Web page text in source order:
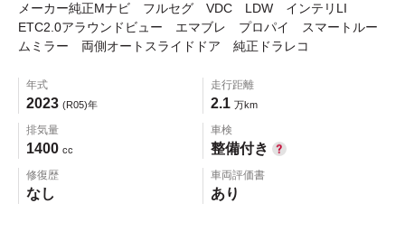
メーカー純正Mナビ フルセグ VDC LDW インテリLI
ETC2.0アラウンドビュー エマブレ プロパイ スマートルー
ムミラー 両側オートスライドドア 純正ドラレコ
年式
2023 (R05)年
走行距離
2.1 万km
排気量
1400 cc
車検
整備付き
修復歴
なし
車両評価書
あり